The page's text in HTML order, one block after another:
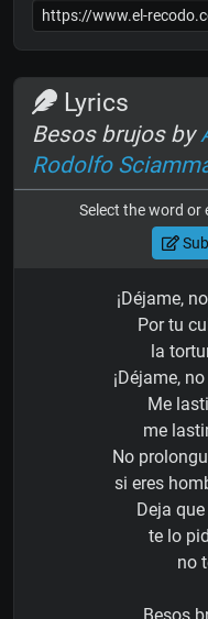
Lyrics
Besos brujos by
Rodolfo
Select the word
¡Déjame,
Por tu
la
¡Déjame,
Me
me
No
si eres
Deja
te lo
no